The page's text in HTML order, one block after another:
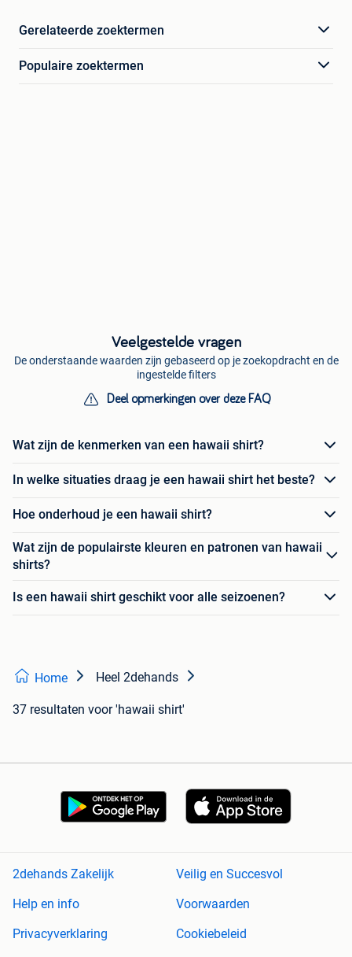
Gerelateerde zoektermen
Populaire zoektermen
Veelgestelde vragen
De onderstaande waarden zijn gebaseerd op je zoekopdracht en de
ingestelde filters
Deel opmerkingen over deze FAQ
Wat zijn de kenmerken van een hawaii shirt?
In welke situaties draag je een hawaii shirt het beste?
Hoe onderhoud je een hawaii shirt?
Wat zijn de populairste kleuren en patronen van hawaii
shirts?
Is een hawaii shirt geschikt voor alle seizoenen?
Home Heel 2dehands
37 resultaten voor 'hawaii shirt'
2dehands Zakelijk
Veilig en Succesvol
Help en info
Voorwaarden
Privacyverklaring
Cookiebeleid